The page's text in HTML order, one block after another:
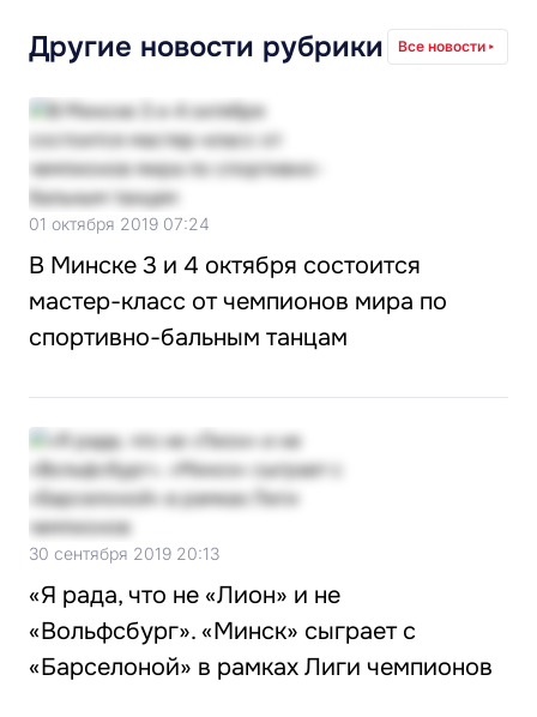
Другие новости рубрики Все новости
01 октября 2019 07:24
В Минске 3 и 4 октября состоится
мастер-класс от чемпионов мира по
спортивно-бальным танцам
30 сентября 2019 20:13
«Я рада, что не «Лион» и не
«Вольфсбург». «Минск» сыграет с
«Барселоной» в рамках Лиги чемпионов